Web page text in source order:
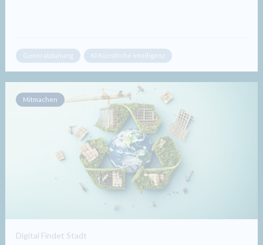
Generalplanung KI Künstliche Intelligenz
Mitmachen
Digital Findet Stadt